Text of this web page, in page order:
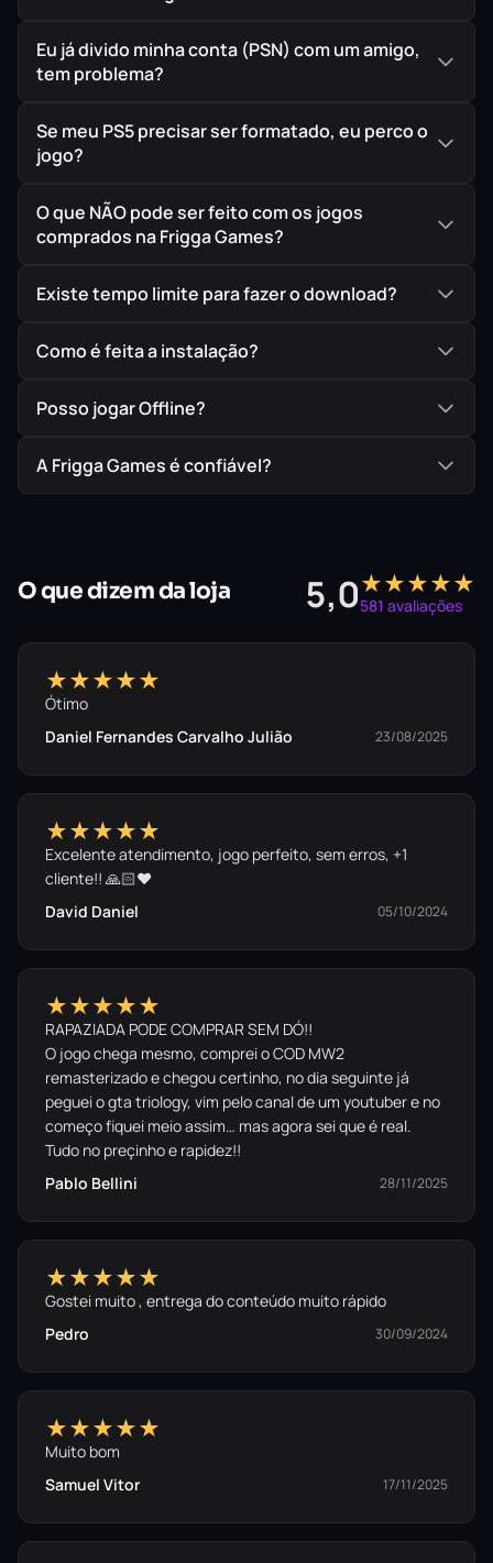
Eu já divido minha conta (PSN) com um amigo,
tem problema?
Se meu PS5 precisar ser formatado, eu perco o
jogo?
O que NÃO pode ser feito com os jogos
comprados na Frigga Games?
Existe tempo limite para fazer o download?
Como é feita a instalação?
Posso jogar Offline?
A Frigga Games é confiável?
O que dizem da loja 5,0★★★★★
581 avaliações
★★★★★
Ótimo
Daniel Fernandes Carvalho Julião
23/08/2025
★★★★★
Excelente atendimento, jogo perfeito, sem erros, +1
cliente!! 🙏🏻❤️
David Daniel
05/10/2024
★★★★★
RAPAZIADA PODE COMPRAR SEM DÓ!!
O jogo chega mesmo, comprei o COD MW2
remasterizado e chegou certinho, no dia seguinte já
peguei o gta triology, vim pelo canal de um youtuber e no
começo fiquei meio assim… mas agora sei que é real.
Tudo no preçinho e rapidez!!
Pablo Bellini
28/11/2025
★★★★★
Gostei muito , entrega do conteúdo muito rápido
Pedro
30/09/2024
★★★★★
Muito bom
Samuel Vitor
17/11/2025